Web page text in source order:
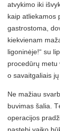
atvykimo iki
kaip atliekamos
gastrostoma,
kiekvienam
ligoninėje!“ su
procedūrų metu
o savaitgaliais
Ne mažiau
buvimas šalia.
operacijos